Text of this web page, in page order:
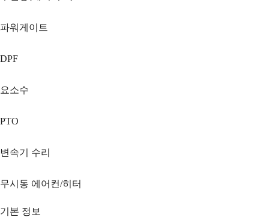
파워게이트
DPF
요소수
PTO
변속기 수리
무시동 에어컨/히터
기본 정보